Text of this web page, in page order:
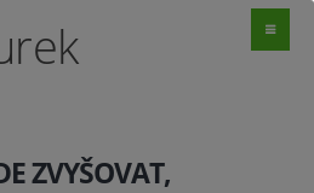
ZVYŠOVAT,